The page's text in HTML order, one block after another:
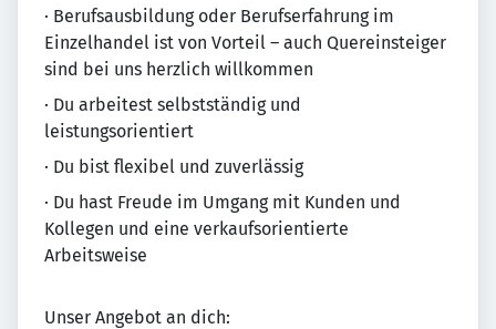
· Berufsausbildung oder Berufserfahrung im
Einzelhandel ist von Vorteil – auch Quereinsteiger
sind bei uns herzlich willkommen
· Du arbeitest selbstständig und
leistungsorientiert
· Du bist flexibel und zuverlässig
· Du hast Freude im Umgang mit Kunden und
Kollegen und eine verkaufsorientierte
Arbeitsweise
Unser Angebot an dich: